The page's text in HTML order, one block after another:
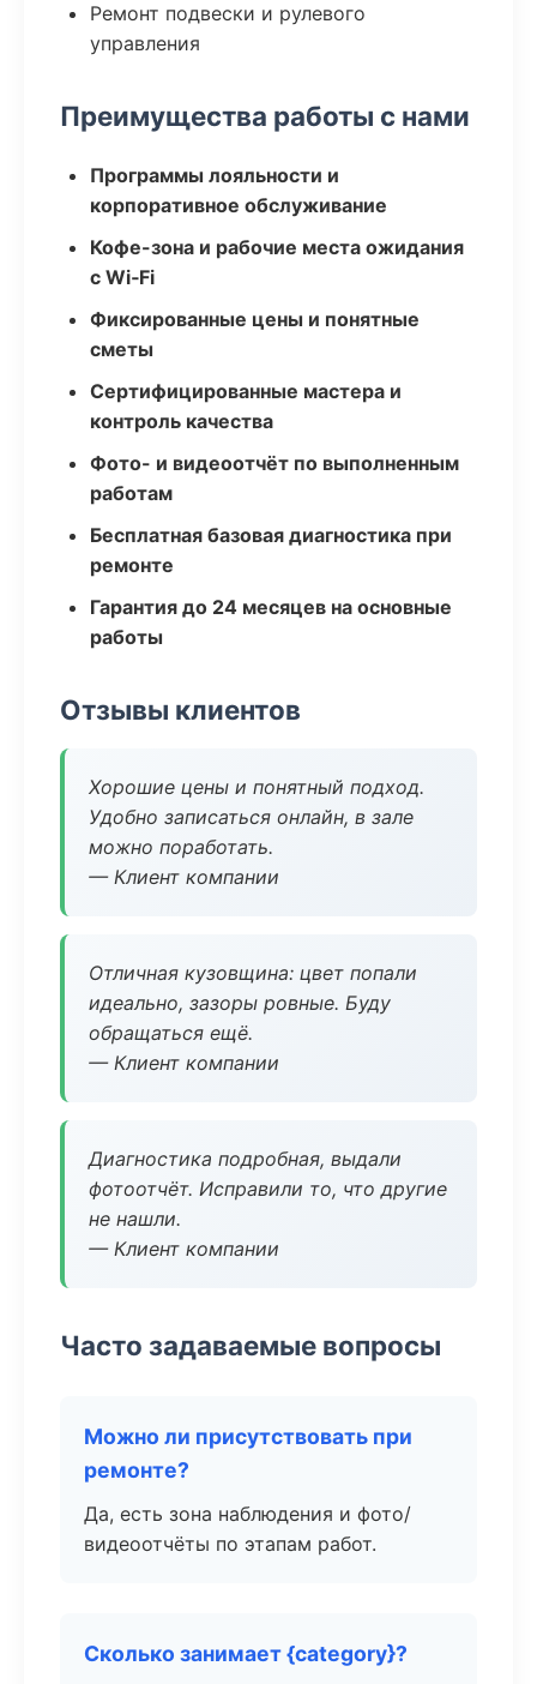
Ремонт подвески и рулевого
управления
Преимущества работы с нами
Программы лояльности и
корпоративное обслуживание
Кофе-зона и рабочие места ожидания
с Wi‑Fi
Фиксированные цены и понятные
сметы
Сертифицированные мастера и
контроль качества
Фото- и видеоотчёт по выполненным
работам
Бесплатная базовая диагностика при
ремонте
Гарантия до 24 месяцев на основные
работы
Отзывы клиентов
Хорошие цены и понятный подход.
Удобно записаться онлайн, в зале
можно поработать.
— Клиент компании
Отличная кузовщина: цвет попали
идеально, зазоры ровные. Буду
обращаться ещё.
— Клиент компании
Диагностика подробная, выдали
фотоотчёт. Исправили то, что другие
не нашли.
— Клиент компании
Часто задаваемые вопросы
Можно ли присутствовать при
ремонте?
Да, есть зона наблюдения и фото/
видеоотчёты по этапам работ.
Сколько занимает {category}?